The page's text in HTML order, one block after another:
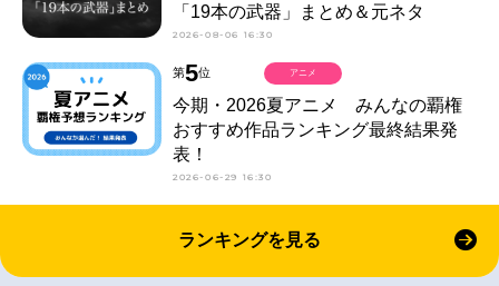
「19本の武器」まとめ＆元ネタ
2026-08-06 16:30
第5位
今期・2026夏アニメ みんなの覇権
おすすめ作品ランキング最終結果発
表！
2026-06-29 16:30
アニメ
ランキングを見る